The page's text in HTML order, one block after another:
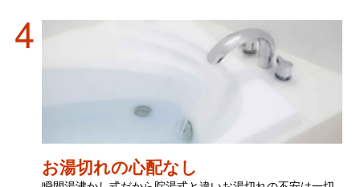
お湯切れの心配なし